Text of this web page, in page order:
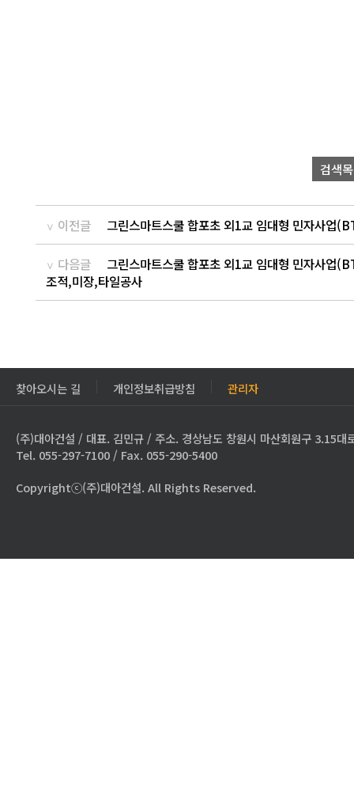
검색
이전글 그린스마트스쿨 합포초 외1교 임대형 민자사업
다음글
그린스마트스쿨 합포초 외1교 임대형 민자사업
조적,미장,타일공사
찾아오시는 길 개인정보취급방침 관리자
(주)대아건설 / 대표. 김민규 / 주소. 경상남도 창원시 마산회원구 3.15대
Tel. 055-297-7100 / Fax. 055-290-5400
Copyrightⓒ(주)대아건설. All Rights Reserved.